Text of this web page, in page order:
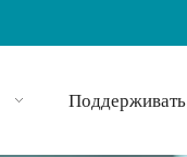
Поддерживать